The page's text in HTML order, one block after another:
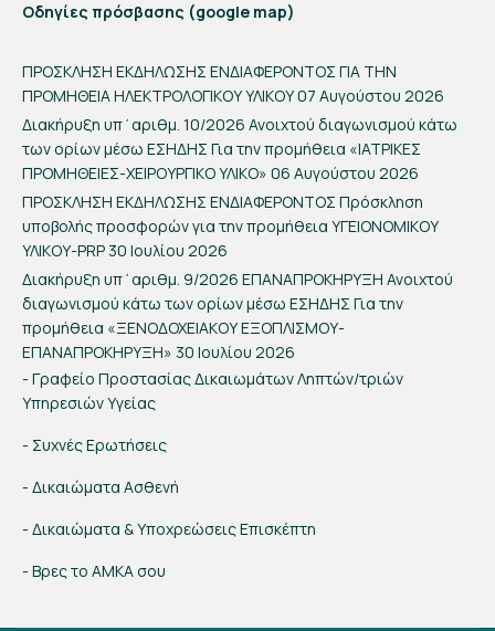
Οδηγίες πρόσβασης (google map)
ΠΡΟΣΚΛΗΣΗ ΕΚΔΗΛΩΣΗΣ ΕΝΔΙΑΦΕΡΟΝΤΟΣ ΓΙΑ ΤΗΝ
ΠΡΟΜΗΘΕΙΑ ΗΛΕΚΤΡΟΛΟΓΙΚΟΥ ΥΛΙΚΟΥ07 Αυγούστου 2026
Διακήρυξη υπ΄αριθμ. 10/2026 Ανοιχτού διαγωνισμού κάτω
των ορίων μέσω ΕΣΗΔΗΣ Για την προμήθεια «ΙΑΤΡΙΚΕΣ
ΠΡΟΜΗΘΕΙΕΣ-ΧΕΙΡΟΥΡΓΙΚΟ ΥΛΙΚΟ» 06 Αυγούστου 2026
ΠΡΟΣΚΛΗΣΗ ΕΚΔΗΛΩΣΗΣ ΕΝΔΙΑΦΕΡΟΝΤΟΣ Πρόσκληση
υποβολής προσφορών για την προμήθεια ΥΓΕΙΟΝΟΜΙΚΟΥ
ΥΛΙΚΟΥ-PRP 30 Ιουλίου 2026
Διακήρυξη υπ΄αριθμ. 9/2026 ΕΠΑΝΑΠΡΟΚΗΡΥΞΗ Ανοιχτού
διαγωνισμού κάτω των ορίων μέσω ΕΣΗΔΗΣ Για την
προμήθεια «ΞΕΝΟΔΟΧΕΙΑΚΟΥ ΕΞΟΠΛΙΣΜΟΥ-
ΕΠΑΝΑΠΡΟΚΗΡΥΞΗ» 30 Ιουλίου 2026
- Γραφείο Προστασίας Δικαιωμάτων Ληπτών/τριών
Υπηρεσιών Υγείας
- Συχνές Ερωτήσεις
- Δικαιώματα Ασθενή
- Δικαιώματα & Υποχρεώσεις Επισκέπτη
- Βρες το ΑΜΚΑ σου